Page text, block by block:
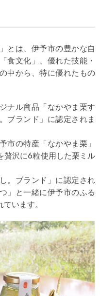
とは、伊予市の豊かな自
食文化」、優れた技能・
中から、特に優れたもの
ナル商品「なかやま栗す
ブランド 」に認定されま
市の特産「なかやま栗」
贅沢に6粒使用した栗ミル
。ブランド」に認定され
」と一緒に伊予市のふる
います。